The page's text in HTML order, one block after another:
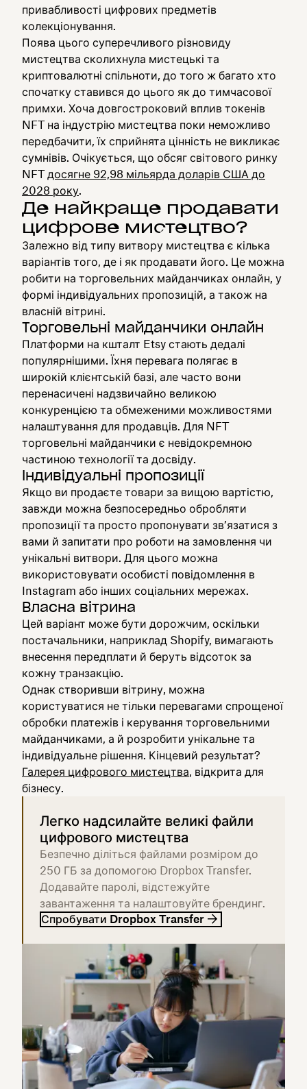
привабливості цифрових предметів
колекціонування.
Поява цього суперечливого різновиду
мистецтва сколихнула мистецькі та
криптовалютні спільноти, до того ж багато хто
спочатку ставився до цього як до тимчасової
примхи. Хоча довгостроковий вплив токенів
NFT на індустрію мистецтва поки неможливо
передбачити, їх сприйнята цінність не викликає
сумнівів. Очікується, що обсяг світового ринку
NFTдосягне 92,98 мільярда доларів США до
2028 року.
Де найкраще продавати
цифрове мистецтво?
Залежно від типу витвору мистецтва є кілька
варіантів того, де і як продавати його. Це можна
робити на торговельних майданчиках онлайн, у
формі індивідуальних пропозицій, а також на
власній вітрині.
Торговельні майданчики онлайн
Платформи на кшталт Etsy стають дедалі
популярнішими. Їхня перевага полягає в
широкій клієнтській базі, але часто вони
перенасичені надзвичайно великою
конкуренцією та обмеженими можливостями
налаштування для продавців. Для NFT
торговельні майданчики є невідокремною
частиною технології та досвіду.
Індивідуальні пропозиції
Якщо ви продаєте товари за вищою вартістю,
завжди можна безпосередньо обробляти
пропозиції та просто пропонувати зв’язатися з
вами й запитати про роботи на замовлення чи
унікальні витвори. Для цього можна
використовувати особисті повідомлення в
Instagram або інших соціальних мережах.
Власна вітрина
Цей варіант може бути дорожчим, оскільки
постачальники, наприклад Shopify, вимагають
внесення передплати й беруть відсоток за
кожну транзакцію.
Однак створивши вітрину, можна
користуватися не тільки перевагами спрощеної
обробки платежів і керування торговельними
майданчиками, а й розробити унікальне та
індивідуальне рішення. Кінцевий результат?
Галерея цифрового мистецтва, відкрита для
бізнесу.
Легко надсилайте великі файли
цифрового мистецтва
Безпечно діліться файлами розміром до
250 ГБ за допомогою Dropbox Transfer.
Додавайте паролі, відстежуйте
завантаження та налаштовуйте брендинг.
Спробувати Dropbox Transfer